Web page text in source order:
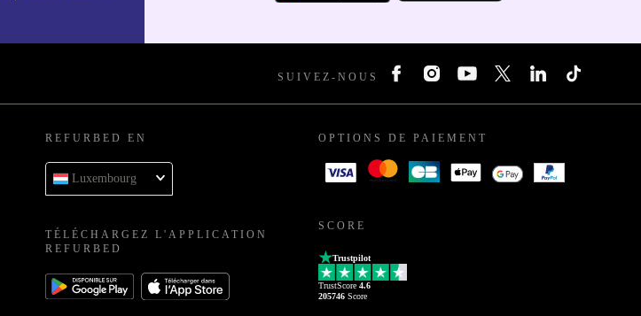
SUIVEZ-NOUS
REFURBED EN
Luxembourg
TÉLÉCHARGEZ L'APPLICATION
REFURBED
OPTIONS DE PAIEMENT
SCORE
Trustpilot
TrustScore 4.6
205746 Score